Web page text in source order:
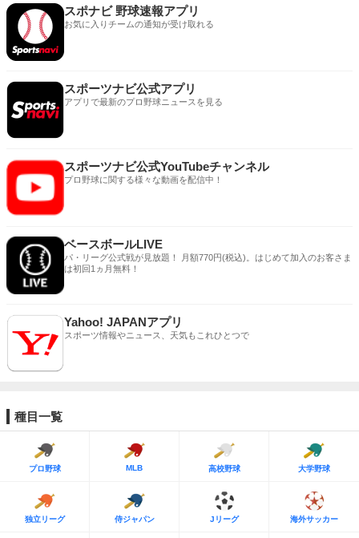
スポナビ 野球速報アプリ
お気に入りチームの通知が受け取れる
スポーツナビ公式アプリ
アプリで最新のプロ野球ニュースを見る
スポーツナビ公式YouTubeチャンネル
プロ野球に関する様々な動画を配信中！
ベースボールLIVE
パ・リーグ公式戦が見放題！ 月額770円(税込)。はじめて加入のお客さま
は初回1ヵ月無料！
Yahoo! JAPANアプリ
スポーツ情報やニュース、天気もこれひとつで
種目一覧
プロ野球 MLB 高校野球 大学野球
独立リーグ 侍ジャパン Jリーグ 海外サッカー